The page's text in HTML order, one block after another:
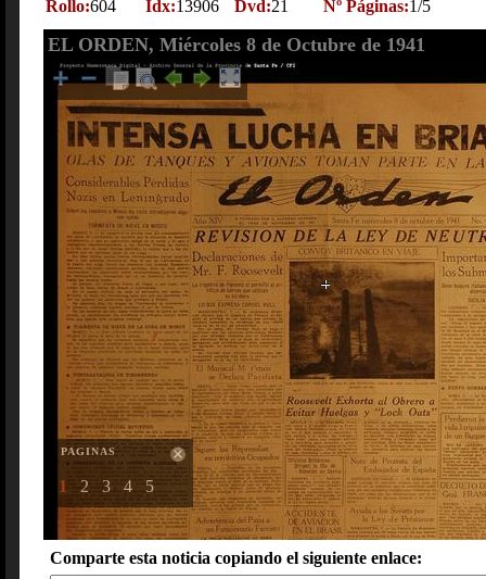
Rollo:604 Idx:13906 Dvd:21 Nº Páginas:1/5
EL ORDEN, Miércoles 8 de Octubre de 1941
PAGINAS
1 2 3 4 5
Comparte esta noticia copiando el siguiente enlace: